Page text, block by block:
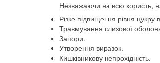
Незважаючи на всю користь,
Різке підвищення рівня цукру
Травмування слизової
Запори.
Утворення виразок.
Кишківникову непрохідність.